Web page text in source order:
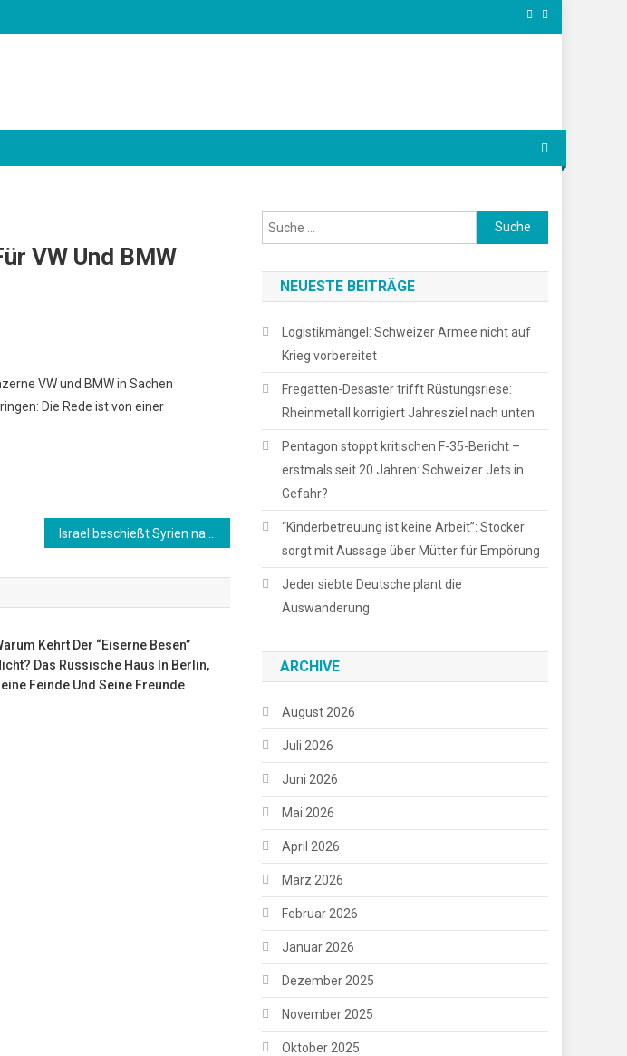
VW Und BMW
VW und BMW in Sachen
Die Rede ist von einer
Kehrt Der “eiserne Besen”
Das Russische Haus In Berlin,
Feinde Und Seine Freunde
Suche
nach:
NEUESTE BEITRÄGE
Logistikmängel: Schweizer Armee nicht auf
Krieg vorbereitet
Fregatten-Desaster trifft Rüstungsriese:
Rheinmetall korrigiert Jahresziel nach unten
Pentagon stoppt kritischen F-35-Bericht –
erstmals seit 20 Jahren: Schweizer Jets in
Gefahr?
“Kinderbetreuung ist keine Arbeit”: Stocker
sorgt mit Aussage über Mütter für Empörung
Jeder siebte Deutsche plant die
Auswanderung
ARCHIVE
August 2026
Juli 2026
Juni 2026
Mai 2026
April 2026
März 2026
Februar 2026
Januar 2026
Dezember 2025
November 2025
Oktober 2025